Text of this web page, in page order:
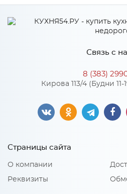
Высота 2176
Штанга: Продольная
Количество упаковок: 2
Связь с
8 (383)
Кирова 113/4 (Будни 11-
Страницы сайта
О компании
Реквизиты